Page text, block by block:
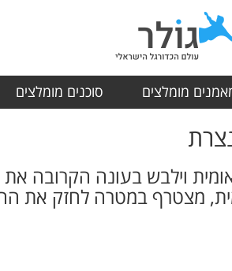
מומלצים סוכנים מומלצים
וילבש בעונה הקרובה
מצטרף במטרה לחזק את